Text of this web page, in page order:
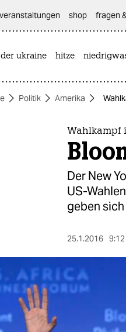
veranstaltungen shop fragen
ukraine hitze
Politik Amerika
Wahlkampf
Der New
US-
geben
25.1.2016